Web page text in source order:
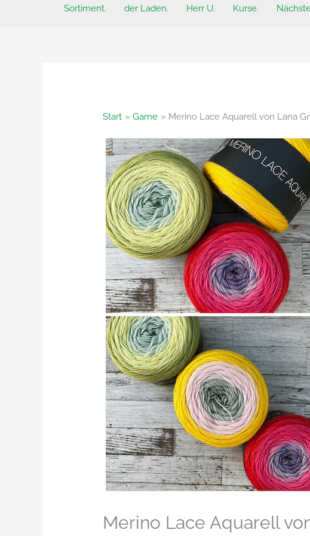
Sortiment. der Laden. Herr U. Kurse.
Start Garne Merino Lace Aquarell von Lana
Merino Lace Aquarell